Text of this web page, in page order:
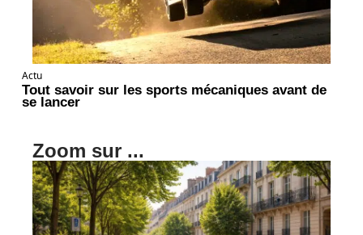
Actu
Tout savoir sur les sports mécaniques avant de
se lancer
Zoom sur ...